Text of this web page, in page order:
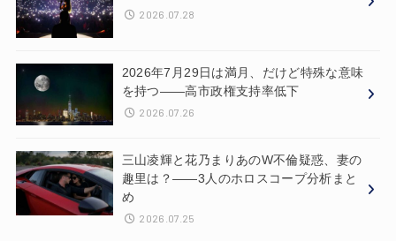
2026.07.28
2026年7月29日は満月、だけど特殊な意味
を持つ——高市政権支持率低下
2026.07.26
三山凌輝と花乃まりあのW不倫疑惑、妻の
趣里は？——3人のホロスコープ分析まと
め
2026.07.25